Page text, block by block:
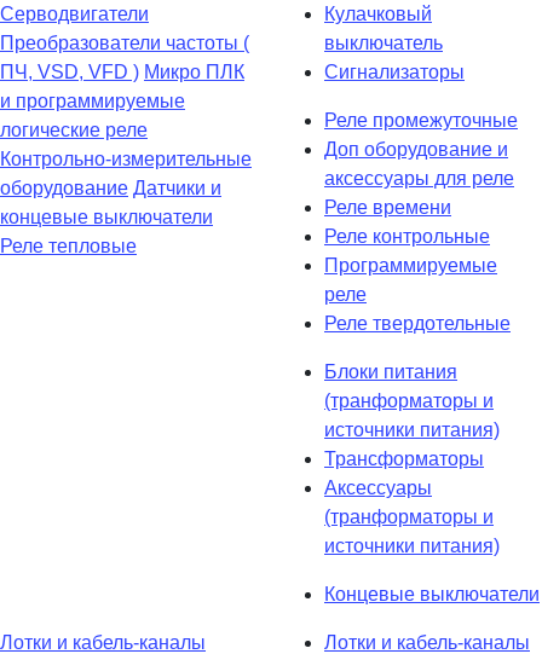
Серводвигатели
Преобразователи частоты (
ПЧ, VSD, VFD ) Микро ПЛК
и программируемые
логические реле
Контрольно-измерительные
оборудование Датчики и
концевые выключатели
Реле тепловые
Кулачковый
выключатель
Сигнализаторы
Реле промежуточные
Доп оборудование и
аксессуары для реле
Реле времени
Реле контрольные
Программируемые
реле
Реле твердотельные
Блоки питания
(транформаторы и
источники питания)
Трансформаторы
Аксессуары
(транформаторы и
источники питания)
Концевые выключатели
Лотки и кабель-каналы
Лотки и кабель-каналы